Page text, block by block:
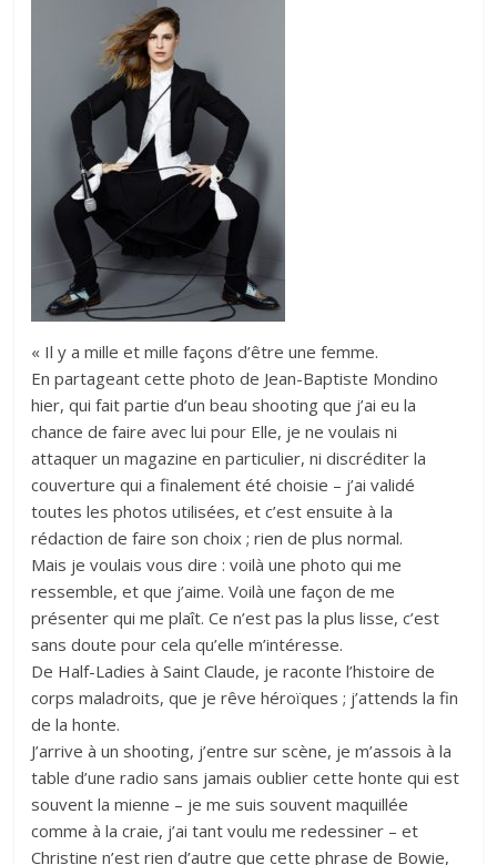
« Il y a mille et mille façons d’être une femme.
En partageant cette photo de Jean-Baptiste Mondino
hier, qui fait partie d’un beau shooting que j’ai eu la
chance de faire avec lui pour Elle, je ne voulais ni
attaquer un magazine en particulier, ni discréditer la
couverture qui a finalement été choisie – j’ai validé
toutes les photos utilisées, et c’est ensuite à la
rédaction de faire son choix ; rien de plus normal.
Mais je voulais vous dire : voilà une photoqui me
ressemble, et que j’aime. Voilà une façon de me
présenter qui me plaît. Ce n’est pas la plus lisse, c’est
sans doute pour cela qu’elle m’intéresse.
De Half-Ladies à Saint Claude, je raconte l’histoire de
corps maladroits, que je rêve héroïques ; j’attends la fin
de la honte.
J’arrive à un shooting, j’entre sur scène, je m’assois à la
table d’une radio sans jamais oublier cette honte qui est
souvent la mienne – je me suis souvent maquillée
comme à la craie, j’ai tant voulu me redessiner – et
Christine n’est rien d’autre que cette phrase de Bowie,